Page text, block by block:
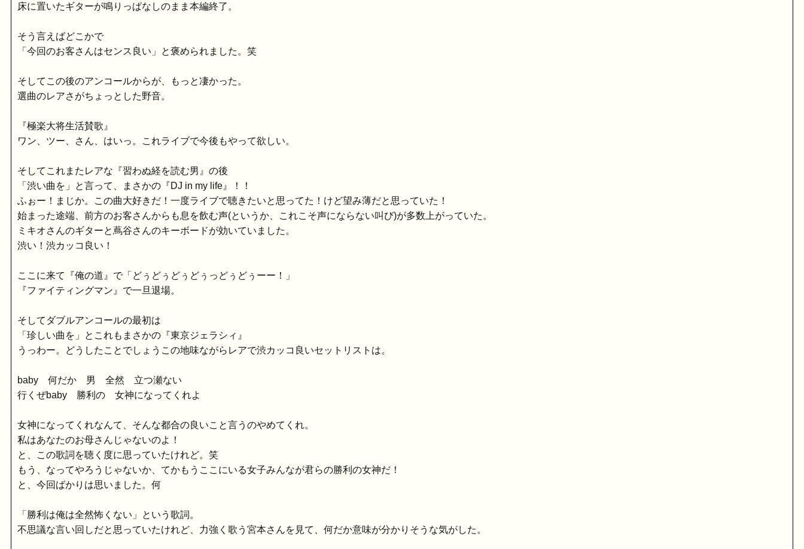
床に置いたギターが鳴りっぱなしのまま本編終了。
そう言えばどこかで
「今回のお客さんはセンス良い」と褒められました。笑
そしてこの後のアンコールからが、もっと凄かった。
選曲のレアさがちょっとした野音。
『極楽大将生活賛歌』
ワン、ツー、さん、はいっ。これライブで今後もやって欲しい。
そしてこれまたレアな『習わぬ経を読む男』の後
「渋い曲を」と言って、まさかの『DJ in my life』！！
ふぉー！まじか。この曲大好きだ！一度ライブで聴きたいと思ってた！けど望み薄だと思っていた！
始まった途端、前方のお客さんからも息を飲む声(というか、これこそ声にならない叫び)が多数上がっていた。
ミキオさんのギターと蔦谷さんのキーボードが効いていました。
渋い！渋カッコ良い！
ここに来て『俺の道』で「どぅどぅどぅどぅっどぅどぅーー！」
『ファイティングマン』で一旦退場。
そしてダブルアンコールの最初は
「珍しい曲を」とこれもまさかの『東京ジェラシィ』
うっわー。どうしたことでしょうこの地味ながらレアで渋カッコ良いセットリストは。
baby 何だか 男 全然 立つ瀬ない
行くぜbaby 勝利の 女神になってくれよ
女神になってくれなんて、そんな都合の良いこと言うのやめてくれ。
私はあなたのお母さんじゃないのよ！
と、この歌詞を聴く度に思っていたけれど。笑
もう、なってやろうじゃないか、てかもうここにいる女子みんなが君らの勝利の女神だ！
と、今回ばかりは思いました。何
「勝利は俺は全然怖くない」という歌詞。
不思議な言い回しだと思っていたけれど、力強く歌う宮本さんを見て、何だか意味が分かりそうな気がした。